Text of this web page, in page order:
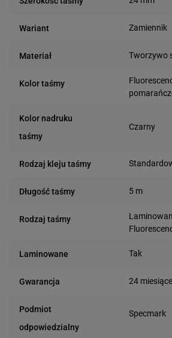
Wariant Zamiennik
Materiał Tworzywo
Kolor taśmy
Kolor nadruku
taśmy
Czarny
Rodzaj kleju taśmy
Długość taśmy 5 m
Rodzaj taśmy
Laminowane Tak
Gwarancja 24 miesiące
Podmiot
odpowiedzialny
Specmark